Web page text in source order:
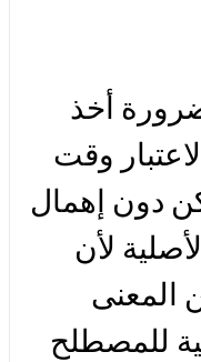
أخذ
وقت
دون إهمال
لأن
المعنى
للمصطلح